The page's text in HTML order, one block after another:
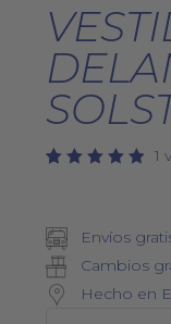
base a
valoración
de un
cliente
1
Envíos
Cambios
Hecho en